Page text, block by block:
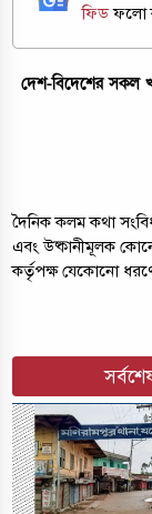
ফিডফলো
দেশ-বিদেশের সকল
দৈনিক কলম কথা
এবং উষ্কানীমূলক
কর্তৃপক্ষ যেকোনো